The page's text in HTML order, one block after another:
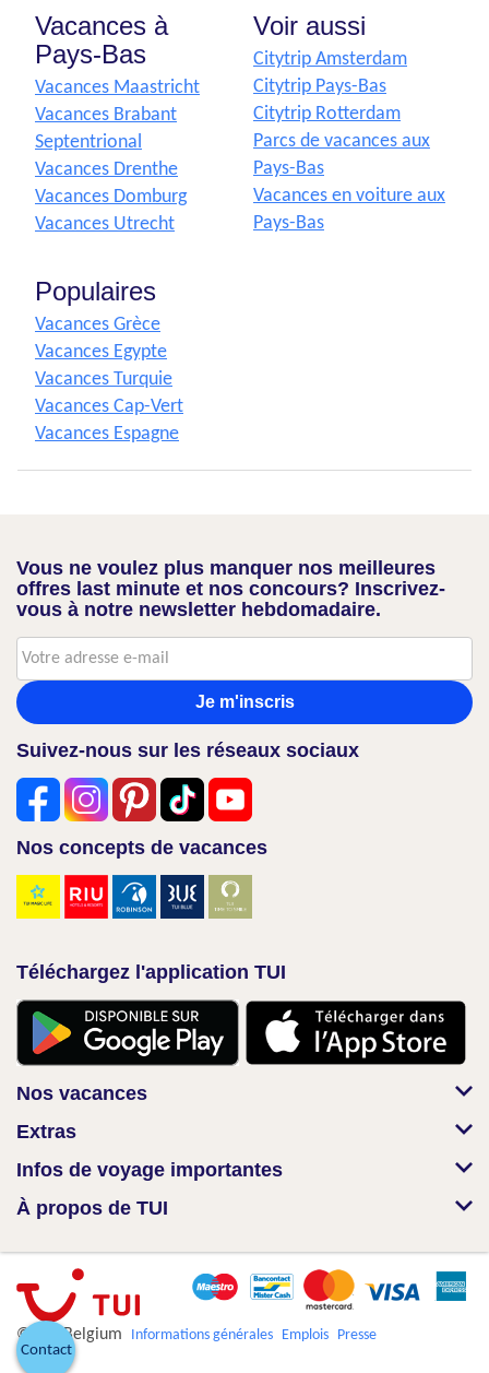
Vacances à
Pays-Bas
Vacances Maastricht
Vacances Brabant
Septentrional
Vacances Drenthe
Vacances Domburg
Vacances Utrecht
Voir aussi
Citytrip Amsterdam
Citytrip Pays-Bas
Citytrip Rotterdam
Parcs de vacances aux
Pays-Bas
Vacances en voiture aux
Pays-Bas
Populaires
Vacances Grèce
Vacances Egypte
Vacances Turquie
Vacances Cap-Vert
Vacances Espagne
Vous ne voulez plus manquer nos meilleures
offres last minute et nos concours? Inscrivez-
vous à notre newsletter hebdomadaire.
Je m'inscris
Suivez-nous sur les réseaux sociaux
Nos concepts de vacances
Téléchargez l'application TUI
Nos vacances
Extras
Infos de voyage importantes
À propos de TUI
© TUI Belgium Informations générales Emplois Presse
Contact